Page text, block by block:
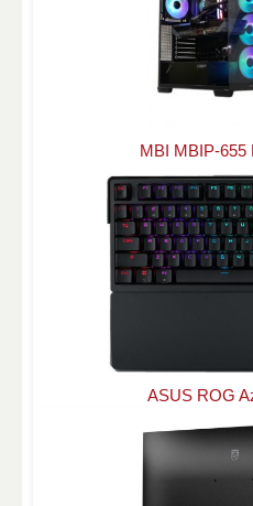
MBI MBIP-655
ASUS ROG